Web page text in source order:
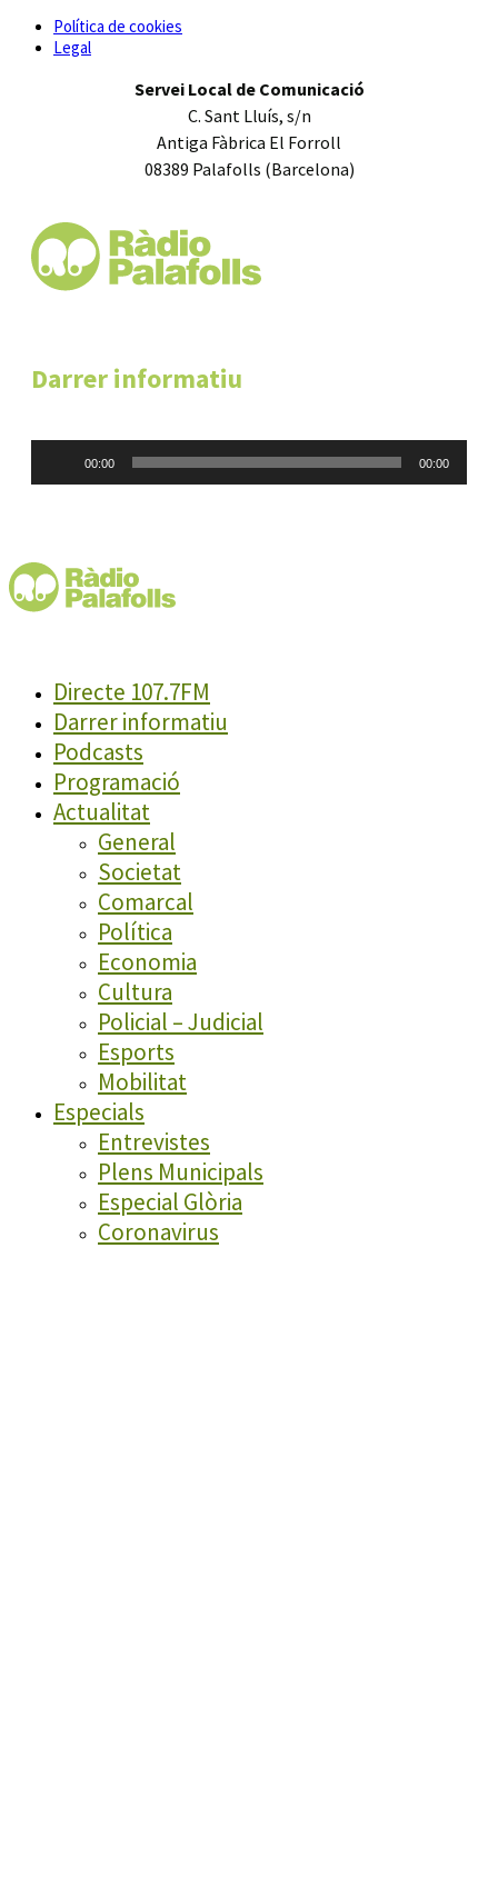
Política de cookies
Legal
Servei Local de Comunicació
C. Sant Lluís, s/n
Antiga Fàbrica El Forroll
08389 Palafolls (Barcelona)
Darrer informatiu
00:00 00:00
Directe 107.7FM
Darrer informatiu
Podcasts
Programació
Actualitat
General
Societat
Comarcal
Política
Economia
Cultura
Policial – Judicial
Esports
Mobilitat
Especials
Entrevistes
Plens Municipals
Especial Glòria
Coronavirus